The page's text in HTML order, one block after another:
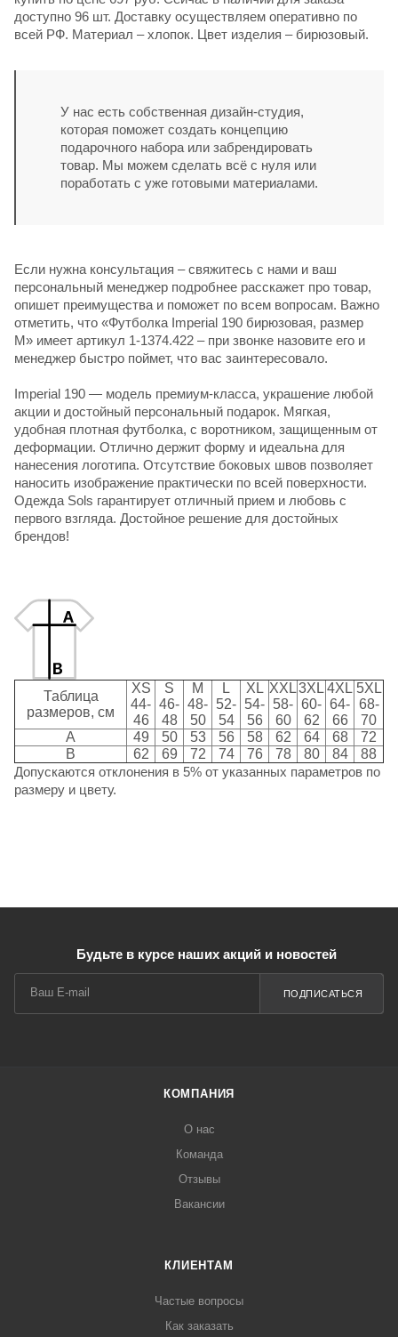
доступно 96 шт. Доставку осуществляем оперативно по
всей РФ. Материал – хлопок. Цвет изделия – бирюзовый.
У нас есть собственная дизайн-студия,
которая поможет создать концепцию
подарочного набора или забрендировать
товар. Мы можем сделать всё с нуля или
поработать с уже готовыми материалами.
Если нужна консультация – свяжитесь с нами и ваш
персональный менеджер подробнее расскажет про товар,
опишет преимущества и поможет по всем вопросам. Важно
отметить, что «Футболка Imperial 190 бирюзовая, размер
M» имеет артикул 1-1374.422 – при звонке назовите его и
менеджер быстро поймет, что вас заинтересовало.
Imperial 190 — модель премиум-класса, украшение любой
акции и достойный персональный подарок. Мягкая,
удобная плотная футболка, с воротником, защищенным от
деформации. Отлично держит форму и идеальна для
нанесения логотипа. Отсутствие боковых швов позволяет
наносить изображение практически по всей поверхности.
Одежда Sols гарантирует отличный прием и любовь с
первого взгляда. Достойное решение для достойных
брендов!
Таблица
размеров, см
XS
44-
46
S
46-
48
M
48-
50
L
52-
54
XL
54-
56
XXL
58-
60
3XL
60-
62
4XL
64-
66
5XL
68-
70
A
49 50 53 56 58 62 64 68
72
B
62 69 72 74 76 78 80 84
88
Допускаются отклонения в 5% от указанных параметров по
размеру и цвету.
Будьте в курсе наших акций и новостей
ПОДПИСАТЬСЯ
КОМПАНИЯ
О нас
Команда
Отзывы
Вакансии
КЛИЕНТАМ
Частые вопросы
Как заказать